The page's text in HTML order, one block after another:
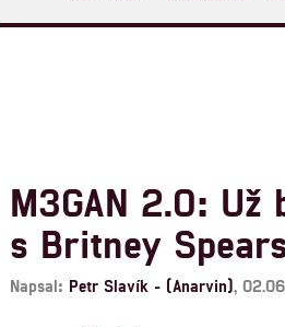
M3GAN 2.0:
s Britney
Napsal: Petr Slavík - (Anarvin) ,